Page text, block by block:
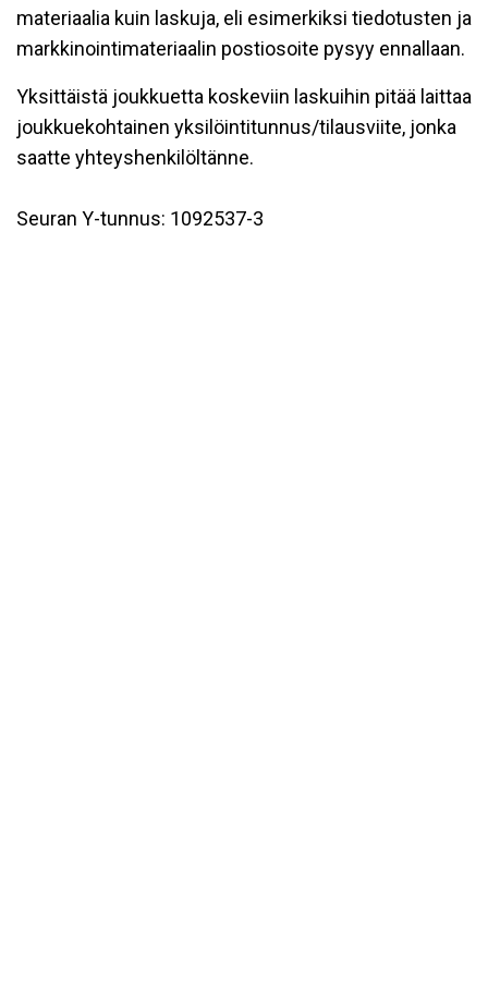
materiaalia kuin laskuja, eli esimerkiksi tiedotusten ja
markkinointimateriaalin postiosoite pysyy ennallaan.
Yksittäistä joukkuetta koskeviin laskuihin pitää laittaa
joukkuekohtainen yksilöintitunnus/tilausviite, jonka
saatte yhteyshenkilöltänne.
Seuran Y-tunnus: 1092537-3